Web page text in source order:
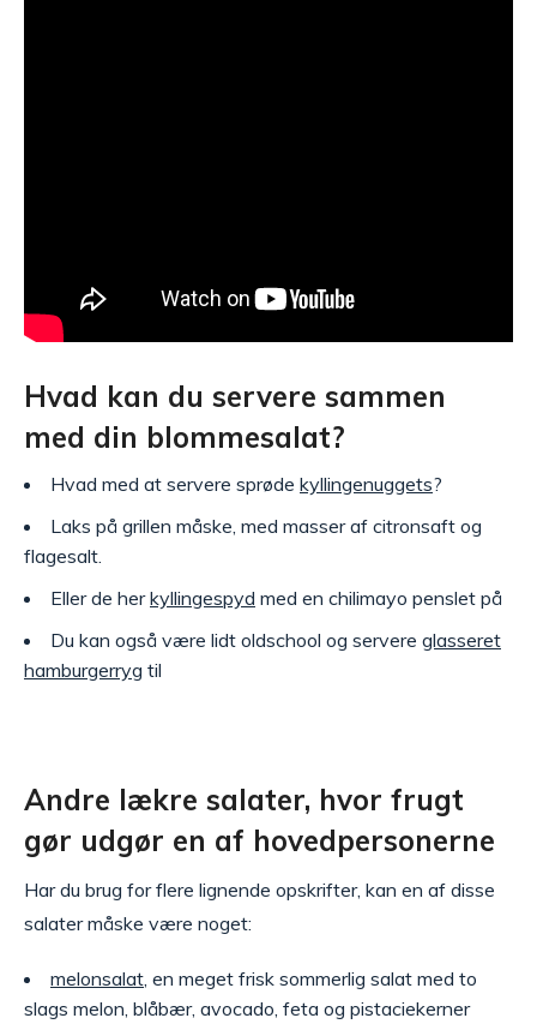
Hvad kan du servere sammen
med din blommesalat?
Hvad med at servere sprøde kyllingenuggets?
Laks på grillen måske, med masser af citronsaft og
flagesalt.
Eller de herkyllingespyd med en chilimayo penslet på
Du kan også være lidt oldschool og servere glasseret
hamburgerryg til
Andre lækre salater, hvor frugt
gør udgør en af hovedpersonerne
Har du brug for flere lignende opskrifter, kan en af disse
salater måske være noget:
melonsalat, en meget frisk sommerlig salat med to
slags melon, blåbær, avocado, feta og pistaciekerner